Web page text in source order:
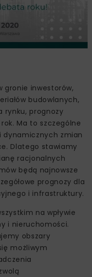
gronie inwestorów,
budowlanych,
rynku, prognozy
Ma to szczególne
dynamicznych zmian
Dlatego stawiamy
racjonalnych
będą najnowsze
prognozy dla
i infrastruktury.
na wpływie
i nieruchomości.
obszary
możliwym